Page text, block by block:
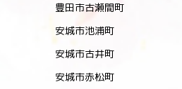
豊田市古瀬間町
安城市池浦町
安城市古井町
安城市赤松町